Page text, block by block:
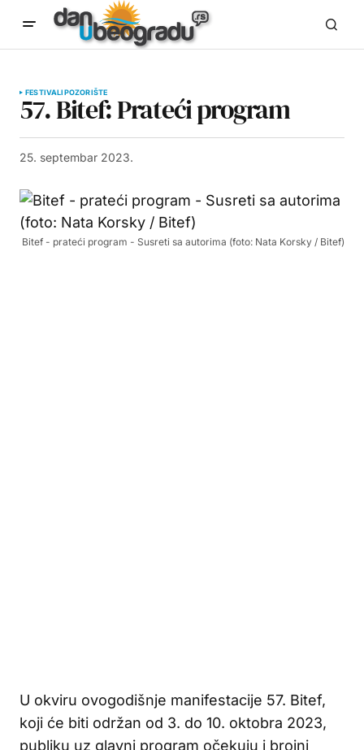
FESTIVALIPOZORIŠTE
57. Bitef: Prateći program
25. septembar 2023.
Bitef - prateći program - Susreti sa autorima (foto: Nata Korsky / Bitef)
U okviru ovogodišnje manifestacije 57. Bitef,
koji će biti održan od 3. do 10. oktobra 2023,
publiku uz glavni program očekuju i brojni